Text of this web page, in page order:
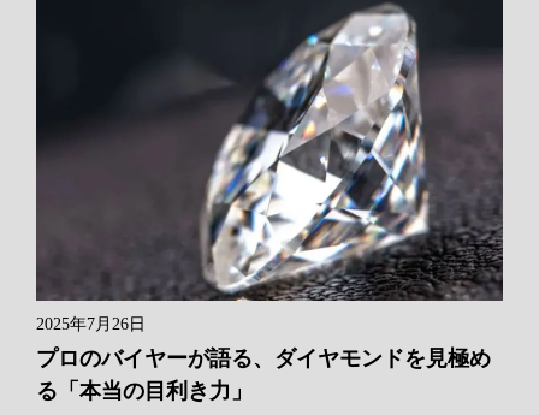
2025年7月26日
プロのバイヤーが語る、ダイヤモンドを見極め
る「本当の目利き力」